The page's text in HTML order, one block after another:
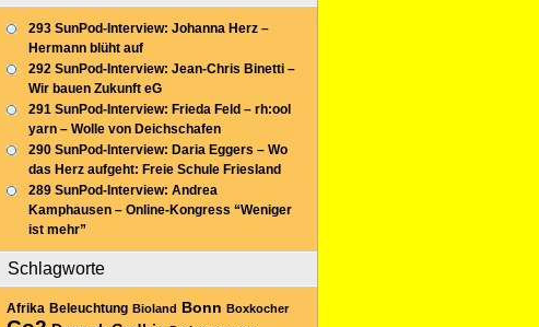
293 SunPod-Interview: Johanna Herz –
Hermann blüht auf
292 SunPod-Interview: Jean-Chris Binetti –
Wir bauen Zukunft eG
291 SunPod-Interview: Frieda Feld – rh:ool
yarn – Wolle von Deichschafen
290 SunPod-Interview: Daria Eggers – Wo
das Herz aufgeht: Freie Schule Friesland
289 SunPod-Interview: Andrea
Kamphausen – Online-Kongress “Weniger
ist mehr”
Schlagworte
Afrika Beleuchtung Bioland Bonn Boxkocher